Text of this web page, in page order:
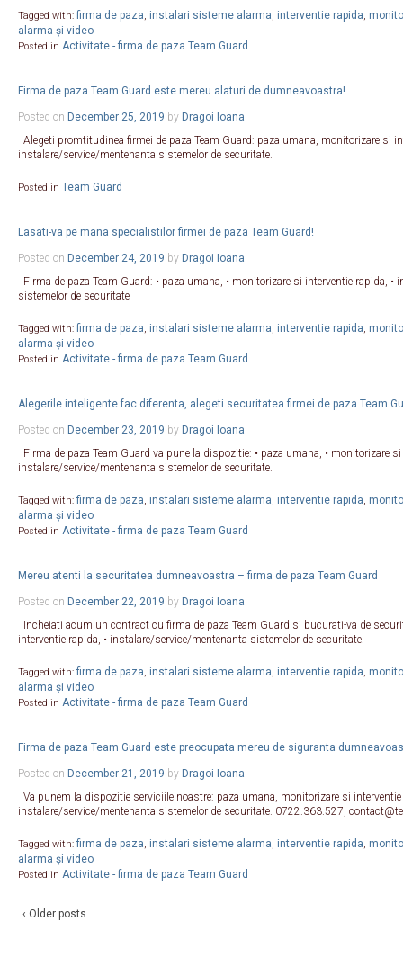
Tagged with: firma de paza, instalari sisteme alarma, interventie rapida,
alarma și video
Posted in Activitate - firma de paza Team Guard
Firma de paza Team Guard este mereu alaturi de dumneavoastra!
Posted on December 25, 2019 by Dragoi Ioana
Alegeti promtitudinea firmei de paza Team Guard: paza umana, monitorizare si
instalare/service/mentenanta sistemelor de securitate.
Posted in Team Guard
Lasati-va pe mana specialistilor firmei de paza Team Guard!
Posted on December 24, 2019 by Dragoi Ioana
Firma de paza Team Guard: • paza umana, • monitorizare si interventie rapida,
sistemelor de securitate
Tagged with: firma de paza, instalari sisteme alarma, interventie rapida,
alarma și video
Posted in Activitate - firma de paza Team Guard
Alegerile inteligente fac diferenta, alegeti securitatea firmei de paza Team
Posted on December 23, 2019 by Dragoi Ioana
Firma de paza Team Guard va pune la dispozitie: • paza umana, • monitorizare
instalare/service/mentenanta sistemelor de securitate.
Tagged with: firma de paza, instalari sisteme alarma, interventie rapida,
alarma și video
Posted in Activitate - firma de paza Team Guard
Mereu atenti la securitatea dumneavoastra – firma de paza Team Guard
Posted on December 22, 2019 by Dragoi Ioana
Incheiati acum un contract cu firma de paza Team Guard si bucurati-va de
interventie rapida, • instalare/service/mentenanta sistemelor de securitate.
Tagged with: firma de paza, instalari sisteme alarma, interventie rapida,
alarma și video
Posted in Activitate - firma de paza Team Guard
Firma de paza Team Guard este preocupata mereu de siguranta
Posted on December 21, 2019 by Dragoi Ioana
Va punem la dispozitie serviciile noastre: paza umana, monitorizare si
instalare/service/mentenanta sistemelor de securitate. 0722.363.527,
Tagged with: firma de paza, instalari sisteme alarma, interventie rapida,
alarma și video
Posted in Activitate - firma de paza Team Guard
‹ Older posts